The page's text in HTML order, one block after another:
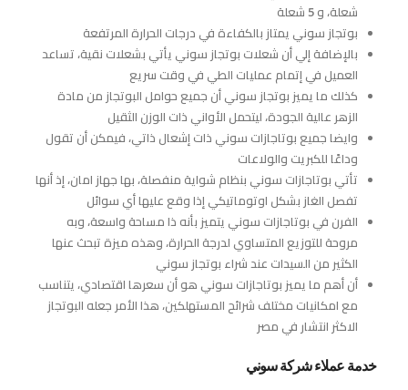
شعلة، و 5 شعلة
بوتجاز سوني يمتاز بالكفاءة في درجات الحرارة المرتفعة
بالإضافة إلي أن شعلات بوتجاز سوني يأتي بشعلات نقية، تساعد
العميل في إتمام عمليات الطي في وقت سريع
كذلك ما يميز بوتجاز سوني أن جميع حوامل البوتجاز من مادة
الزهر عالية الجودة، ليتحمل الأواني ذات الوزن الثقيل
وايضا جميع بوتاجازات سوني ذات إشعال ذاتي، فيمكن أن تقول
وداعًا للكبريت والولاعات
تأتي بوتاجازات سوني بنظام شواية منفصلة، بها جهاز امان، إذ أنها
تفصل الغاز بشكل اوتوماتيكي إذا وقع عليها أي سوائل
الفرن في بوتاجازات سوني يتميز بأنه ذا مساحة واسعة، وبه
مروحة للتوزيع المتساوي لدرجة الحرارة، وهذه ميزة تبحث عنها
الكثير من السيدات عند شراء بوتجاز سوني
أن أهم ما يميز بوتاجازات سوني هو أن سعرها اقتصادي، يتناسب
مع امكانيات مختلف شرائح المستهلكين، هذا الأمر جعله البوتجاز
الاكثر انتشار في مصر
خدمة عملاء شركة سوني